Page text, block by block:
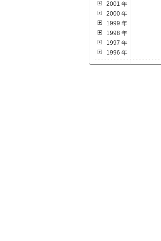
2001 年
2000 年
1999 年
1998 年
1997 年
1996 年